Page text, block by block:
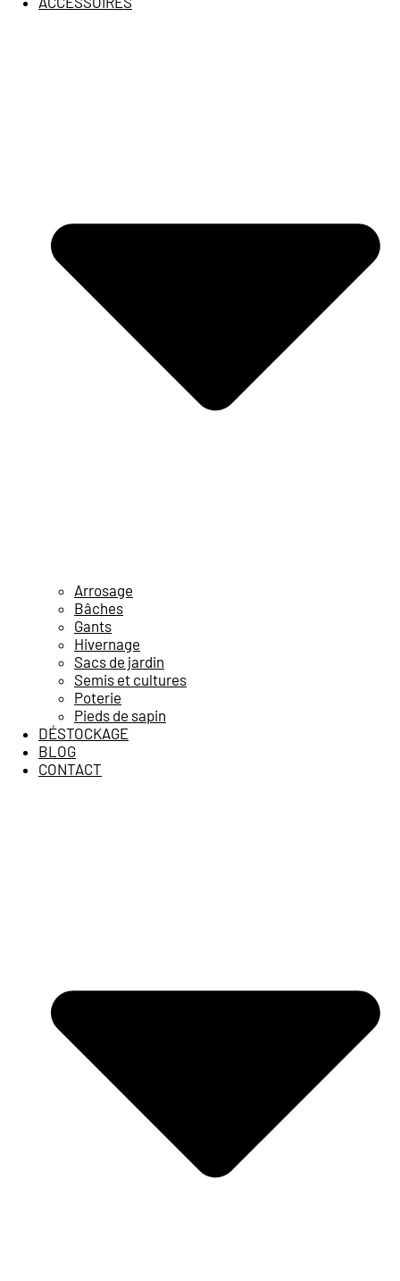
Arrosage
Bâches
Gants
Hivernage
Sacs de jardin
Semis et cultures
Poterie
Pieds de sapin
DÉSTOCKAGE
BLOG
CONTACT